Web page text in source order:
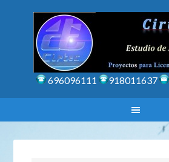
696096111 918011637